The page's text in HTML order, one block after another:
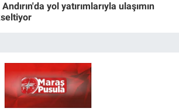
yol yatırımlarıyla ulaşımın